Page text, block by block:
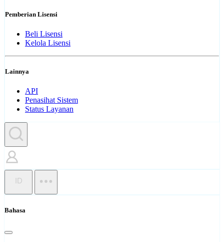
Pemberian Lisensi
Beli Lisensi
Kelola Lisensi
Lainnya
API
Penasihat Sistem
Status Layanan
ID
Bahasa